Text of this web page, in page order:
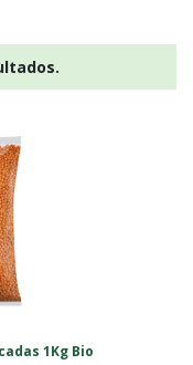
1Kg Bio